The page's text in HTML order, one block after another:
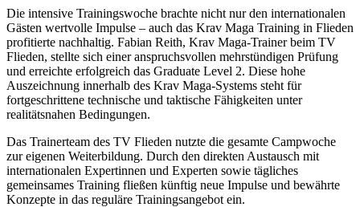
Die intensive Trainingswoche brachte nicht nur den internationalen
Gästen wertvolle Impulse – auch das Krav Maga Training in Flieden
profitierte nachhaltig. Fabian Reith, Krav Maga-Trainer beim TV
Flieden, stellte sich einer anspruchsvollen mehrstündigen Prüfung
und erreichte erfolgreich das Graduate Level 2. Diese hohe
Auszeichnung innerhalb des Krav Maga-Systems steht für
fortgeschrittene technische und taktische Fähigkeiten unter
realitätsnahen Bedingungen.
Das Trainerteam des TV Flieden nutzte die gesamte Campwoche
zur eigenen Weiterbildung. Durch den direkten Austausch mit
internationalen Expertinnen und Experten sowie tägliches
gemeinsames Training fließen künftig neue Impulse und bewährte
Konzepte in das reguläre Trainingsangebot ein.